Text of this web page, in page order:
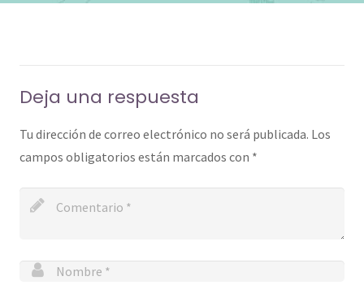
Contacto
Deja una respuesta
Tu dirección de correo electrónico no será publicada. Los
campos obligatorios están marcados con *